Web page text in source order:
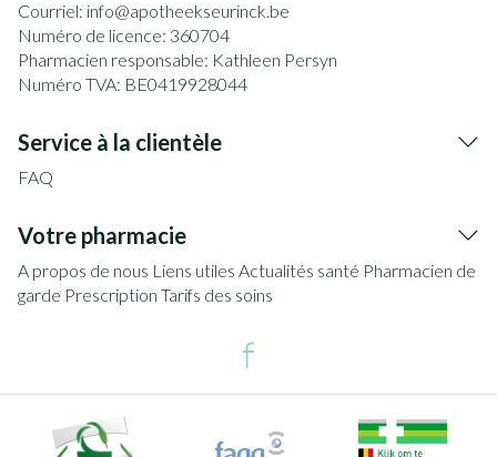
Courriel: info@apotheekseurinck.be
Numéro de licence: 360704
Pharmacien responsable: Kathleen Persyn
Numéro TVA: BE0419928044
Service à la clientèle
FAQ
Votre pharmacie
A propos de nous Liens utiles Actualités santé Pharmacien de
garde Prescription Tarifs des soins